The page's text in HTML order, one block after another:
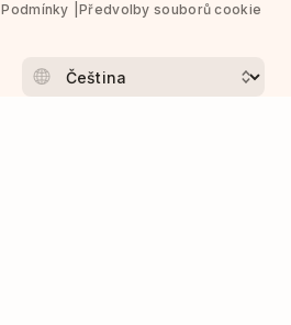
Podmínky
Předvolby souborů cookie